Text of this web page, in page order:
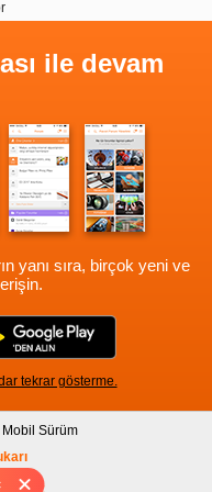
ile devam
yanı sıra, birçok yeni ve
tekrar gösterme.
Mobil Sürüm